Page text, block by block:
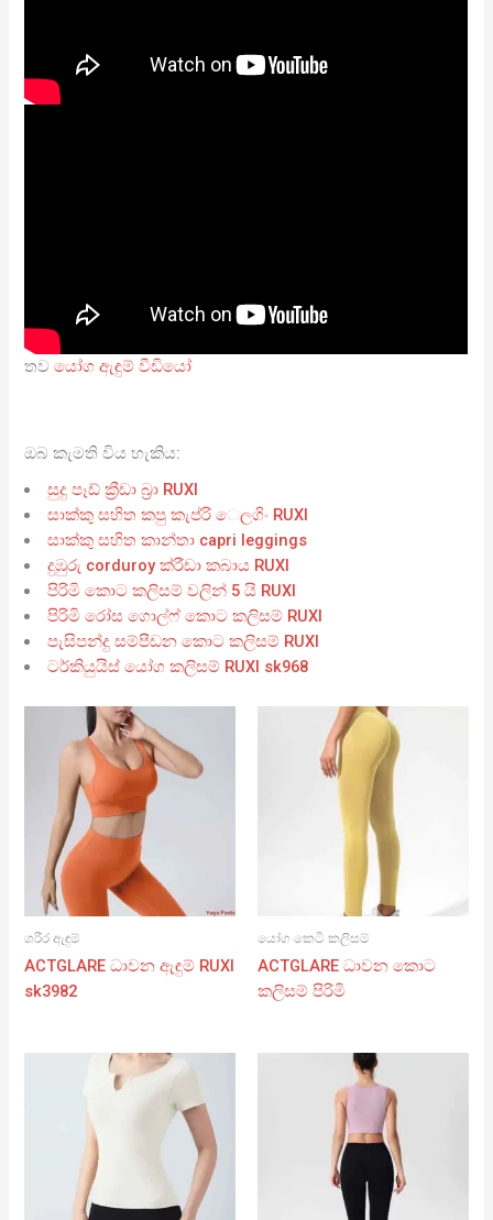
තවයෝග ඇඳුම් වීඩියෝ
ඔබ කැමති විය හැකිය:
සුදු පෑඩ් ක්‍රීඩා බ්‍රා RUXI
සාක්කු සහිත කපු කැප්රි ෙලගිං RUXI
සාක්කු සහිත කාන්තා capri leggings
දුඹුරු corduroy ක්රීඩා කබාය RUXI
පිරිමි කොට කලිසම් වලින් 5 යි RUXI
පිරිමි රෝස ගොල්ෆ් කොට කලිසම් RUXI
පැසිපන්දු සම්පීඩන කොට කලිසම් RUXI
ටර්කියුයිස් යෝග කලිසම් RUXI sk968
ශරීර ඇඳුම්
ACTGLARE ධාවන ඇඳුම් RUXI
sk3982
යෝග කෙටි කලිසම්
ACTGLARE ධාවන කොට
කලිසම් පිරිමි